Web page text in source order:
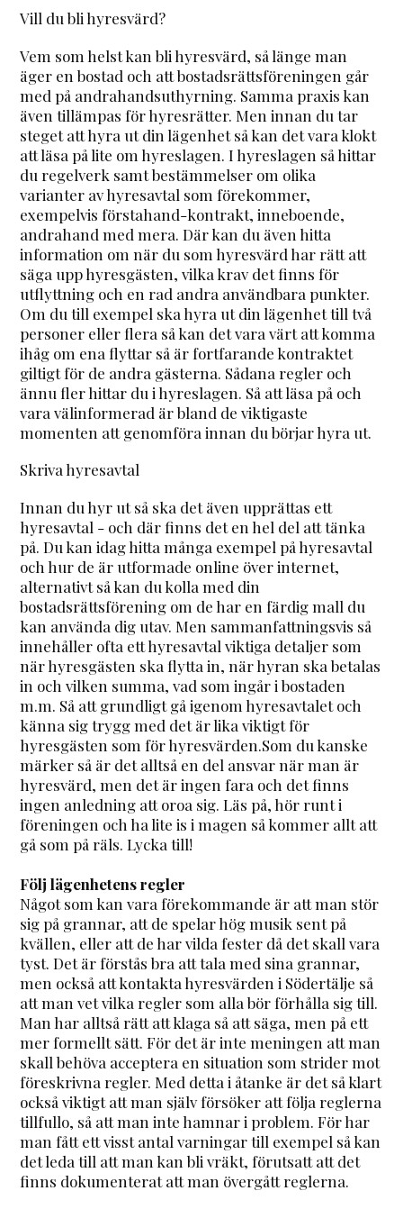
Vill du bli hyresvärd?
Vem som helst kan bli hyresvärd, så länge man
äger en bostad och att bostadsrättsföreningen går
med på andrahandsuthyrning. Samma praxis kan
även tillämpas för hyresrätter. Men innan du tar
steget att hyra ut din lägenhet så kan det vara klokt
att läsa på lite om hyreslagen. I hyreslagen så hittar
du regelverk samt bestämmelser om olika
varianter av hyresavtal som förekommer,
exempelvis förstahand-kontrakt, inneboende,
andrahand med mera. Där kan du även hitta
information om när du som hyresvärd har rätt att
säga upp hyresgästen, vilka krav det finns för
utflyttning och en rad andra användbara punkter.
Om du till exempel ska hyra ut din lägenhet till två
personer eller flera så kan det vara värt att komma
ihåg om ena flyttar så är fortfarande kontraktet
giltigt för de andra gästerna. Sådana regler och
ännu fler hittar du i hyreslagen. Så att läsa på och
vara välinformerad är bland de viktigaste
momenten att genomföra innan du börjar hyra ut.
Skriva hyresavtal
Innan du hyr ut så ska det även upprättas ett
hyresavtal - och där finns det en hel del att tänka
på. Du kan idag hitta många exempel på hyresavtal
och hur de är utformade online över internet,
alternativt så kan du kolla med din
bostadsrättsförening om de har en färdig mall du
kan använda dig utav. Men sammanfattningsvis så
innehåller ofta ett hyresavtal viktiga detaljer som
när hyresgästen ska flytta in, när hyran ska betalas
in och vilken summa, vad som ingår i bostaden
m.m. Så att grundligt gå igenom hyresavtalet och
känna sig trygg med det är lika viktigt för
hyresgästen som för hyresvärden.Som du kanske
märker så är det alltså en del ansvar när man är
hyresvärd, men det är ingen fara och det finns
ingen anledning att oroa sig. Läs på, hör runt i
föreningen och ha lite is i magen så kommer allt att
gå som på räls. Lycka till!
Följ lägenhetens regler
Något som kan vara förekommande är att man stör
sig på grannar, att de spelar hög musik sent på
kvällen, eller att de har vilda fester då det skall vara
tyst. Det är förstås bra att tala med sina grannar,
men också att kontakta hyresvärden i Södertälje så
att man vet vilka regler som alla bör förhålla sig till.
Man har alltså rätt att klaga så att säga, men på ett
mer formellt sätt. För det är inte meningen att man
skall behöva acceptera en situation som strider mot
föreskrivna regler. Med detta i åtanke är det så klart
också viktigt att man själv försöker att följa reglerna
tillfullo, så att man inte hamnar i problem. För har
man fått ett visst antal varningar till exempel så kan
det leda till att man kan bli vräkt, förutsatt att det
finns dokumenterat att man övergått reglerna.